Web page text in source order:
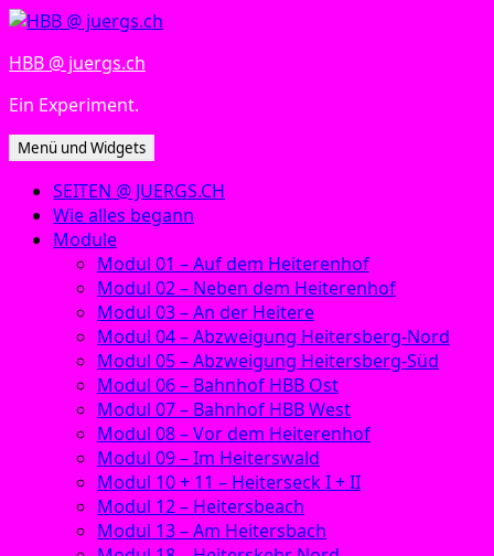
Zum
springen
HBB @ juergs.ch
Ein Experiment.
Menü und Widgets
SEITEN @ JUERGS.CH
Wie alles begann
Module
Modul 01 – Auf dem Heiterenhof
Modul 02 – Neben dem Heiterenhof
Modul 03 – An der Heitere
Modul 04 – Abzweigung Heitersberg-Nord
Modul 05 – Abzweigung Heitersberg-Süd
Modul 06 – Bahnhof HBB Ost
Modul 07 – Bahnhof HBB West
Modul 08 – Vor dem Heiterenhof
Modul 09 – Im Heiterswald
Modul 10 + 11 – Heiterseck I + II
Modul 12 – Heitersbeach
Modul 13 – Am Heitersbach